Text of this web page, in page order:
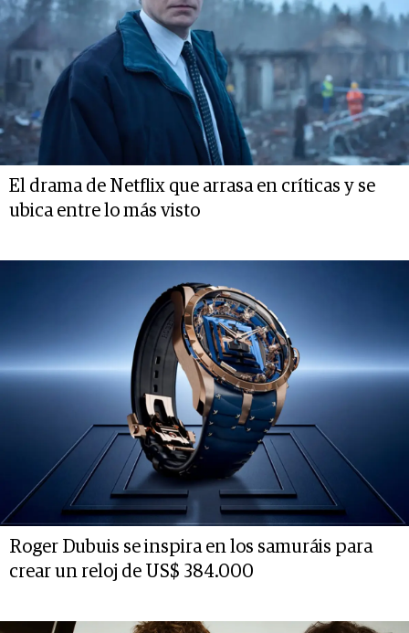
El drama de Netflix que arrasa en críticas y se
ubica entre lo más visto
Roger Dubuis se inspira en los samuráis para
crear un reloj de US$ 384.000